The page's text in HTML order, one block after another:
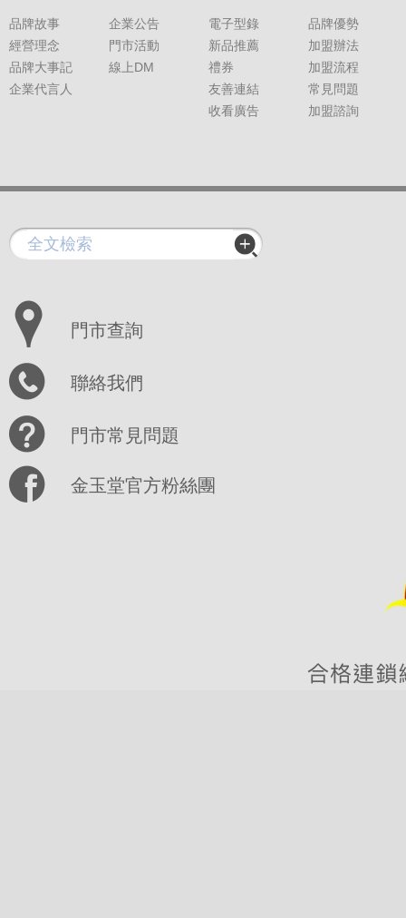
品牌故事
經營理念
品牌大事記
企業代言人
企業公告
門市活動
線上DM
電子型錄
新品推薦
禮券
友善連結
收看廣告
品牌優勢
加盟辦法
加盟流程
常見問題
加盟諮詢
門市查詢
聯絡我們
門市常見問題
金玉堂官方粉絲團